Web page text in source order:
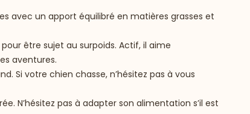
avec un apport équilibré en matières grasses et
être sujet au surpoids. Actif, il aime
aventures.
Si votre chien chasse, n’hésitez pas à vous
N’hésitez pas à adapter son alimentation s’il est